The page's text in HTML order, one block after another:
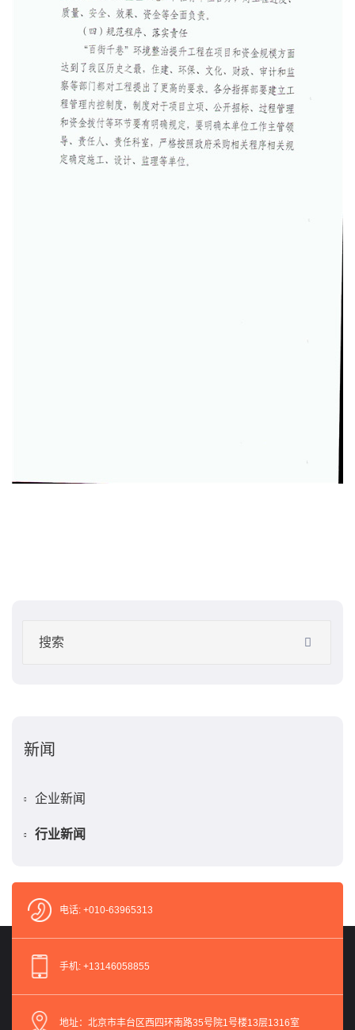
新闻
企业新闻
行业新闻
电话: +010-63965313
手机: +13146058855
地址：北京市丰台区西四环南路35号院1号楼13层1316室